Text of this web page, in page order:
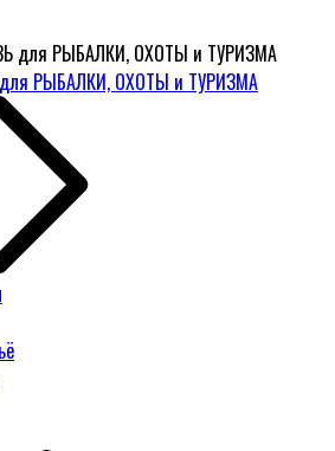
РЫБАЛКИ, ОХОТЫ и ТУРИЗМА